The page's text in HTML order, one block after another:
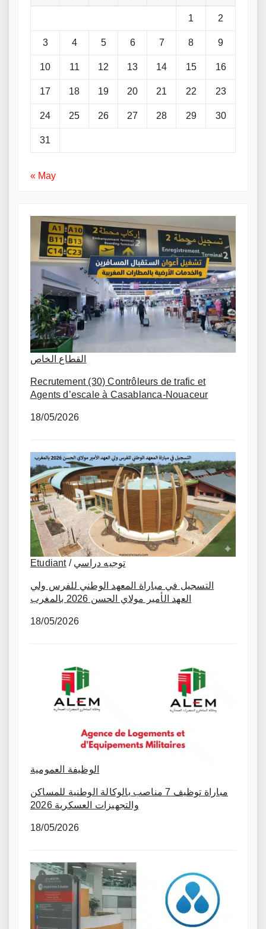
1 2
3 4 5 6 7 8 9
10 11 12 13 14 15 16
17 18 19 20 21 22 23
24 25 26 27 28 29 30
31
« May
القطاع الخاص
Recrutement (30) Contrôleurs de trafic et
Agents d’escale à Casablanca-Nouaceur
18/05/2026
Etudiant/ توجيه دراسي
التسجيل في مباراة المعهد الوطني للفرس ولي
العهد الأمير مولاي الحسن 2026 بالمغرب
18/05/2026
الوظيفة العمومية
مباراة توظيف 7 مناصب بالوكالة الوطنية للمساكن
والتجهيزات العسكرية 2026
18/05/2026